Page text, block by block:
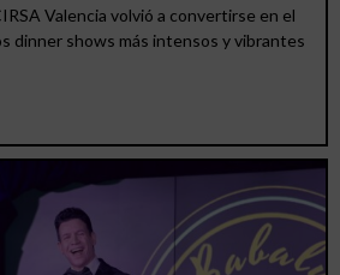
Valencia volvió a convertirse en el
dinner shows más intensos y vibrantes